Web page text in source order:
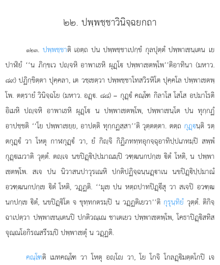
๒๒. ปพฺพชฺชาวินิจฺฉยกถา
๑๒๓. ปพฺพชฺชาติ เอตฺถ ปน ปพฺพชฺชาเปกฺขํ กุลปุตฺตํ ปพฺพาเชนฺเตน เย
ปาฬิยํ ‘‘น ภิกฺขเว ปฺจหิ อาพาเธหิ ผุฏฺโ ปพฺพาเชตพฺโพ’’ติอาทินา (มหาว.
๘๙) ปฏิกฺขิตฺตา ปุคฺคลา, เต วชฺเชตฺวา ปพฺพชฺชาโทสวิรหิโต ปุคฺคโล ปพฺพาเชตพฺ
โพ. ตตฺรายํ วินิจฺฉโย (มหาว. อฏฺ. ๘๘) – กุฏฺํ คณฺโฑ กิลาโส โสโส อปมาโรติ
อิเมหิ ปฺจหิ อาพาเธหิ ผุฏฺโ น ปพฺพาเชตพฺโพ, ปพฺพาเชนฺโต ปน ทุกฺกฏํ
อาปชฺชติ ‘‘โย ปพฺพาเชยฺย, อาปตฺติ ทุกฺกฏสฺสา’’ติ วุตฺตตฺตา. ตตฺถ กุฏฺนฺติ รตฺ
ตกุฏฺํ วา โหตุ กาฬกุฏฺํ วา, ยํ กิฺจิ กิฏิภททฺทอุกจฺฉุอาทิปฺปเภทมฺปิ สพฺพํ
กุฏฺเมวาติ วุตฺตํ. ตฺเจ นขปิฏฺิปฺปมาณมฺปิ วฑฺฒนกปกฺเข ิตํ โหติ, น ปพฺพา
เชตพฺโพ. สเจ ปน นิวาสนปาวุรเณหิ ปกติปฏิจฺฉนฺนฏฺาเน นขปิฏฺิปฺปมาณํ
อวฑฺฒนกปกฺเข ิตํ โหติ, วฏฺฏติ. ‘‘มุเข ปน หตฺถปาทปิฏฺีสุ วา สเจปิ อวฑฺฒ
นกปกฺเข ิตํ, นขปิฏฺิโต จ ขุทฺทกตรมฺปิ น วฏฺฏติเยวา’’ติ กุรุนฺทิยํ วุตฺตํ. ติกิจฺ
ฉาเปตฺวา ปพฺพาเชนฺเตนปิ ปกติวณฺเณ ชาเตเยว ปพฺพาเชตพฺโพ, โคธาปิฏฺิสทิส
จุณฺณโอกิรณสรีรมฺปิ ปพฺพาเชตุํ น วฏฺฏติ.
คณฺโฑติ เมทคณฺโฑ วา โหตุ อฺโ วา, โย โกจิ โกลฏฺิมตฺตโกปิ เจ